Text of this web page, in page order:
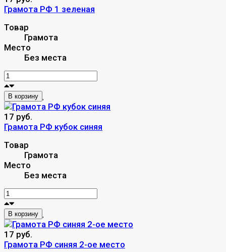
Грамота РФ 1 зеленая
Товар
Грамота
Место
Без места
В корзину
17 руб.
Грамота РФ кубок синяя
Товар
Грамота
Место
Без места
В корзину
17 руб.
Грамота РФ синяя 2-ое место